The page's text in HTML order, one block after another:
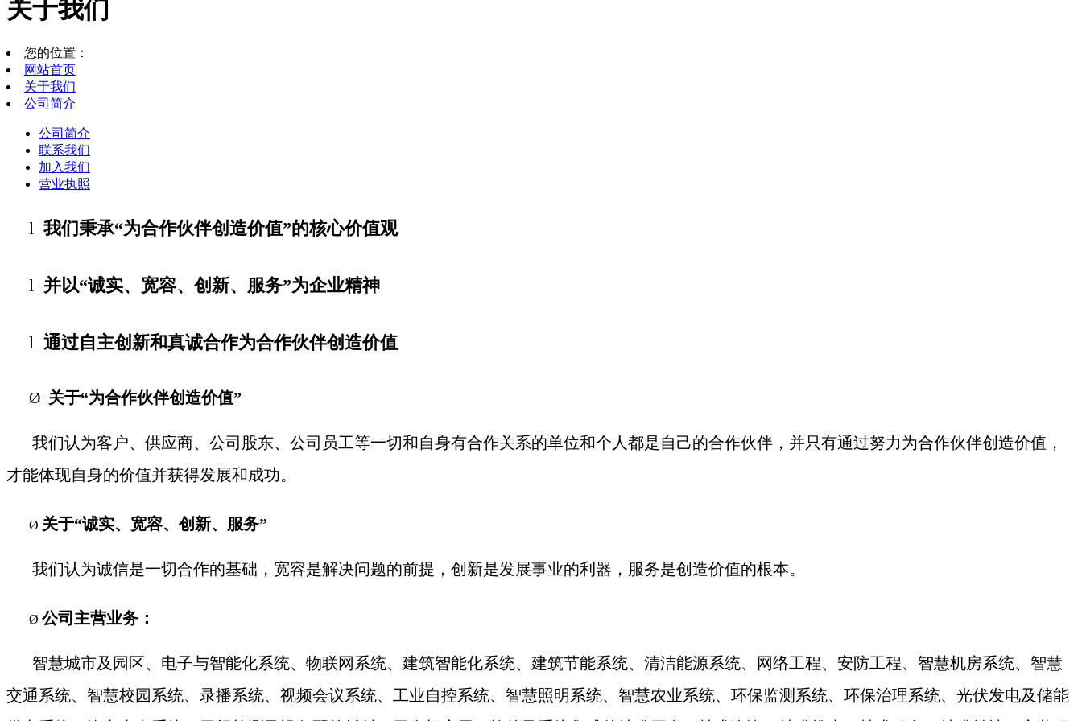
关于我们
您的位置：
网站首页
关于我们
公司简介
公司简介
联系我们
加入我们
营业执照
l 我们秉承“为合作伙伴创造价值”的核心价值观
l 并以“诚实、宽容、创新、服务”为企业精神
l 通过自主创新和真诚合作为合作伙伴创造价值
Ø 关于“为合作伙伴创造价值”
我们认为客户、供应商、公司股东、公司员工等一切和自身有合作关系的单位和个人都是自己的合作伙伴，并只有通过努力为合作伙伴创造价值，
才能体现自身的价值并获得发展和成功。
Ø 关于“诚实、宽容、创新、服务”
我们认为诚信是一切合作的基础，宽容是解决问题的前提，创新是发展事业的利器，服务是创造价值的根本。
Ø 公司主营业务：
智慧城市及园区、电子与智能化系统、物联网系统、建筑智能化系统、建筑节能系统、清洁能源系统、网络工程、安防工程、智慧机房系统、智慧
交通系统、智慧校园系统、录播系统、视频会议系统、工业自控系统、智慧照明系统、智慧农业系统、环保监测系统、环保治理系统、光伏发电及储能